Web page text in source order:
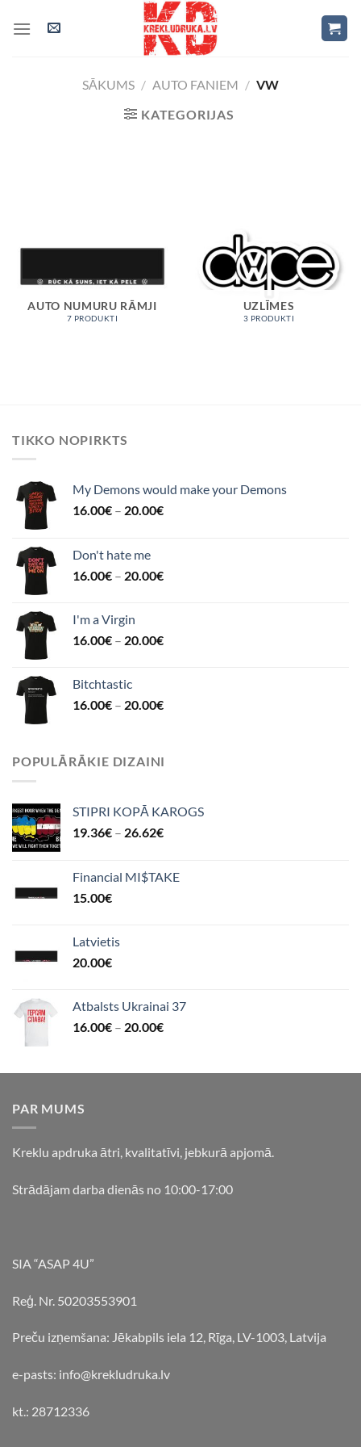
SĀKUMS / AUTO FANIEM / VW
KATEGORIJAS
AUTO NUMURU RĀMJI
7 PRODUKTI
UZLĪMES
3 PRODUKTI
TIKKO NOPIRKTS
My Demons would make your Demons
16.00€ – 20.00€
Don't hate me
16.00€ – 20.00€
I'm a Virgin
16.00€ – 20.00€
Bitchtastic
16.00€ – 20.00€
POPULĀRĀKIE DIZAINI
STIPRI KOPĀ KAROGS
19.36€ – 26.62€
Financial MI$TAKE
15.00€
Latvietis
20.00€
Atbalsts Ukrainai 37
16.00€ – 20.00€
PAR MUMS
Kreklu apdruka ātri, kvalitatīvi, jebkurā apjomā.
Strādājam darba dienās no 10:00-17:00
SIA “ASAP 4U”
Reģ. Nr. 50203553901
Preču izņemšana: Jēkabpils iela 12, Rīga, LV-1003, Latvija
e-pasts: info@krekludruka.lv
kt.: 28712336